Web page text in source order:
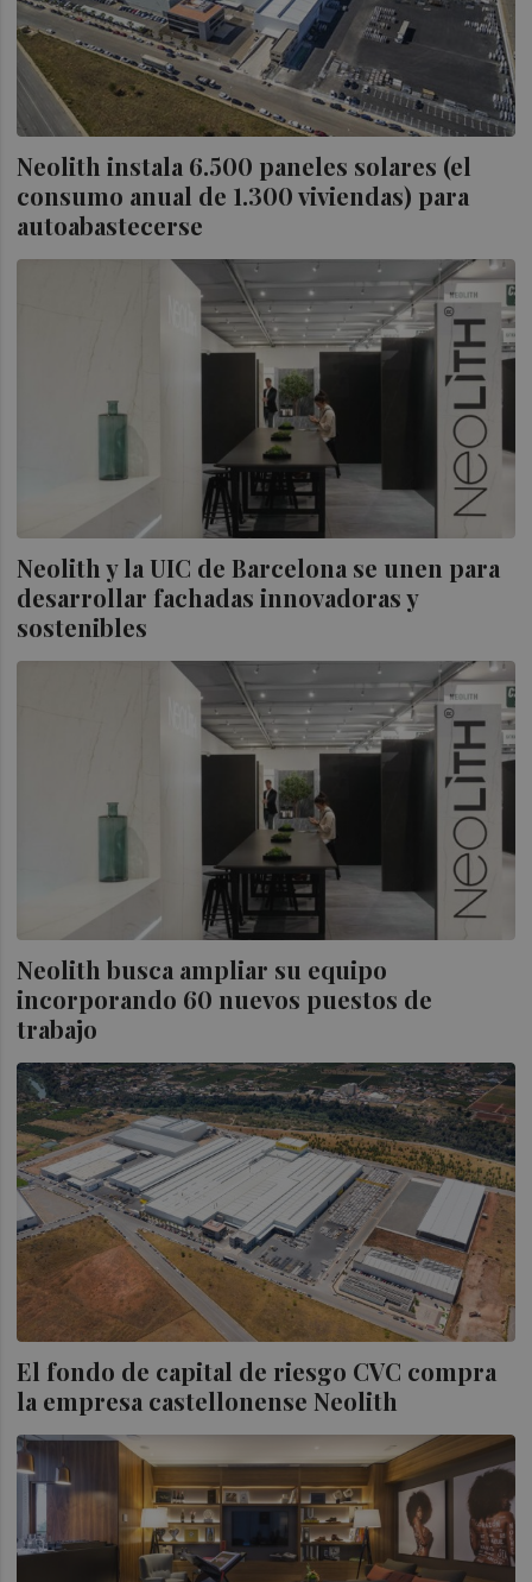
Neolith instala 6.500 paneles solares (el
consumo anual de 1.300 viviendas) para
autoabastecerse
Neolith y la UIC de Barcelona se unen para
desarrollar fachadas innovadoras y
sostenibles
Neolith busca ampliar su equipo
incorporando 60 nuevos puestos de
trabajo
El fondo de capital de riesgo CVC compra
la empresa castellonense Neolith